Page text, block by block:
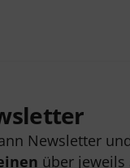
Newsletter
über jeweils